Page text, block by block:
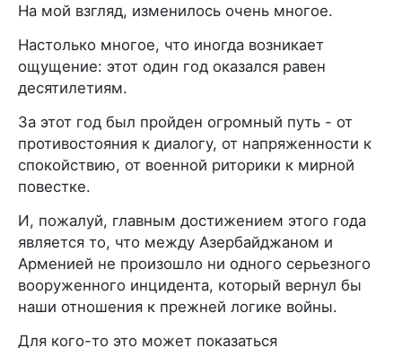
На мой взгляд, изменилось очень многое.
Настолько многое, что иногда возникает
ощущение: этот один год оказался равен
десятилетиям.
За этот год был пройден огромный путь - от
противостояния к диалогу, от напряженности к
спокойствию, от военной риторики к мирной
повестке.
И, пожалуй, главным достижением этого года
является то, что между Азербайджаном и
Арменией не произошло ни одного серьезного
вооруженного инцидента, который вернул бы
наши отношения к прежней логике войны.
Для кого-то это может показаться